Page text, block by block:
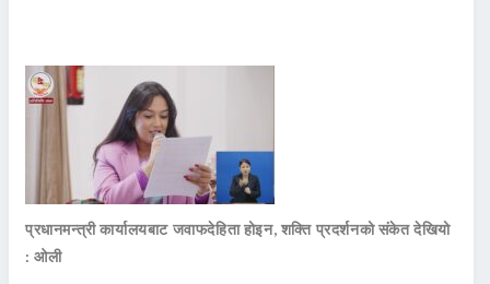
प्रधानमन्त्री कार्यालयबाट जवाफदेहिता होइन, शक्ति प्रदर्शनको संकेत देखियो
: ओली